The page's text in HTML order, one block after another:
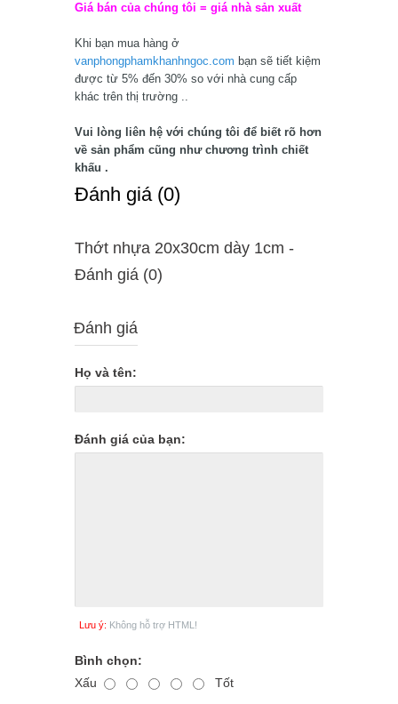
Giá bán của chúng tôi = giá nhà sản xuất
Khi bạn mua hàng ở
vanphongphamkhanhngoc.com bạn sẽ tiết kiệm
được từ 5% đến 30% so với nhà cung cấp
khác trên thị trường ..
Vui lòng liên hệ với chúng tôi để biết rõ hơn
về sản phẩm cũng như chương trình chiết
khấu .
Ðánh giá (0)
Thớt nhựa 20x30cm dày 1cm -
Ðánh giá (0)
Đánh giá
Họ và tên:
Đánh giá của bạn:
Lưu ý: Không hỗ trợ HTML!
Bình chọn:
Xấu
Tốt